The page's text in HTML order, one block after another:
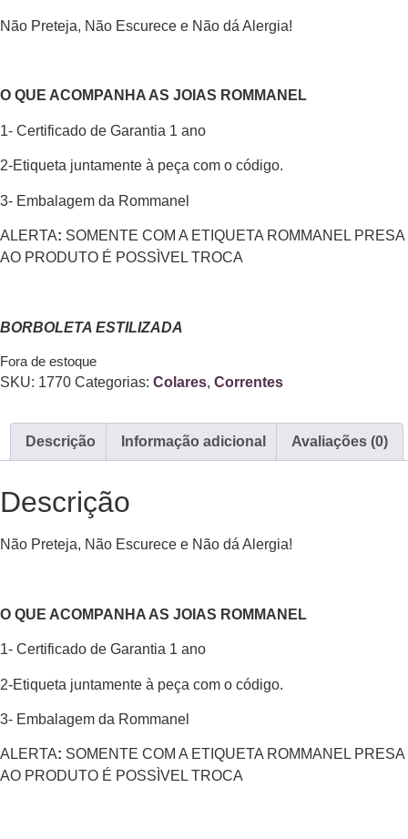
Não Preteja, Não Escurece e Não dá Alergia!
O QUE ACOMPANHA AS JOIAS ROMMANEL
1- Certificado de Garantia 1 ano
2-Etiqueta juntamente à peça com o código.
3- Embalagem da Rommanel
ALERTA: SOMENTE COM A ETIQUETA ROMMANEL PRESA
AO PRODUTO É POSSÌVEL TROCA
BORBOLETA ESTILIZADA
Fora de estoque
SKU: 1770 Categorias: Colares, Correntes
Descrição Informação adicional Avaliações (0)
Descrição
Não Preteja, Não Escurece e Não dá Alergia!
O QUE ACOMPANHA AS JOIAS ROMMANEL
1- Certificado de Garantia 1 ano
2-Etiqueta juntamente à peça com o código.
3- Embalagem da Rommanel
ALERTA: SOMENTE COM A ETIQUETA ROMMANEL PRESA
AO PRODUTO É POSSÌVEL TROCA